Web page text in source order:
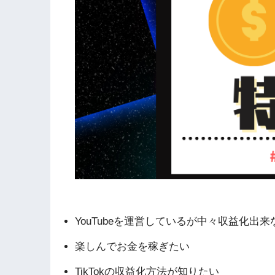
YouTubeを運営しているが中々収益化出来
楽しんでお金を稼ぎたい
TikTokの収益化方法が知りたい